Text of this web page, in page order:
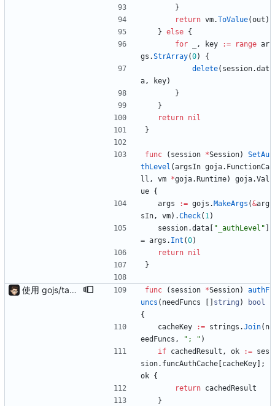
}
return vm.ToValue(out )
} else {
for
, key := range ar
gs .StrArray(0)
{
delete( session.dat
a, key)
}
}
return nil
}
func ( session *Session)
SetAu
thLevel (argsIn goja. FunctionCa
ll , vm *goja. Runtime) goja.Val
ue {
args
:= gojs . MakeArgs (&arg
sIn, vm) .Check( 1)
session.data "_authLevel"
= args . Int (0)
return nil
}
使用 gojs/task 代替内置任务 支持 load 加载的服务热更新（需配置hotLoad） 增强唯一id获取（使用新算法，依赖Redis） session支持基于细粒度权限匹配（传入支持的功能列表匹配） func ( session *Session)
authF
uncs ( needFuncs string )
bool
{
cacheKey
:= strings .Join( n
eedFuncs , "; " )
if cachedResult , ok := ses
sion. funcAuthCache cacheKey
;
ok {
return cachedResult
}